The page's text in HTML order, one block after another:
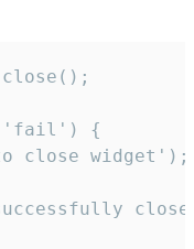
'fail') {
close widget');